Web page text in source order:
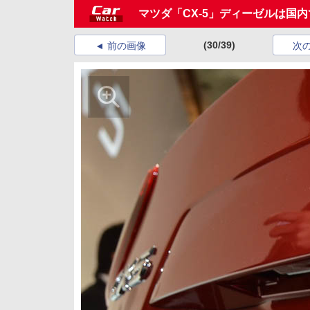
マツダ「CX-5」ディーゼルは国
前の画像 (30/39) 次